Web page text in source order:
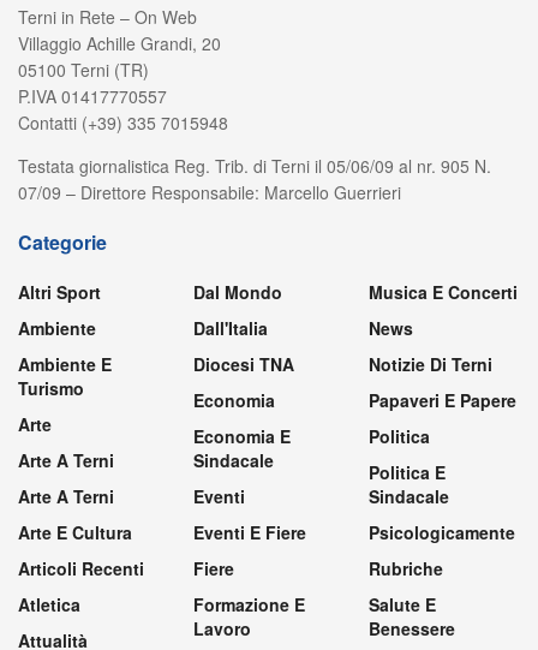
Terni in Rete – On Web
Villaggio Achille Grandi, 20
05100 Terni (TR)
P.IVA 01417770557
Contatti (+39) 335 7015948
Testata giornalistica Reg. Trib. di Terni il 05/06/09 al nr. 905 N.
07/09 – Direttore Responsabile: Marcello Guerrieri
Categorie
Altri Sport
Ambiente
Ambiente E
Turismo
Arte
Arte A Terni
Arte A Terni
Arte E Cultura
Articoli Recenti
Atletica
Attualità
Dal Mondo
Dall'Italia
Diocesi TNA
Economia
Economia E
Sindacale
Eventi
Eventi E Fiere
Fiere
Formazione E
Lavoro
Musica E Concerti
News
Notizie Di Terni
Papaveri E Papere
Politica
Politica E
Sindacale
Psicologicamente
Rubriche
Salute E
Benessere